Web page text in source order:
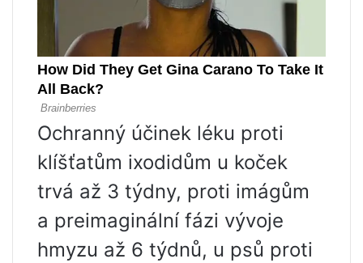
Ochranný účinek léku proti
klíšťatům ixodidům u koček
trvá až 3 týdny, proti imágům
a preimaginální fázi vývoje
hmyzu až 6 týdnů, u psů proti